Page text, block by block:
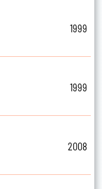
1999
1999
2008